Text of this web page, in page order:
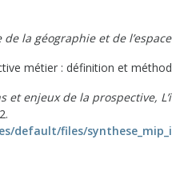
la géographie et de
métier : définition et
et enjeux de la prospective,
default/files/